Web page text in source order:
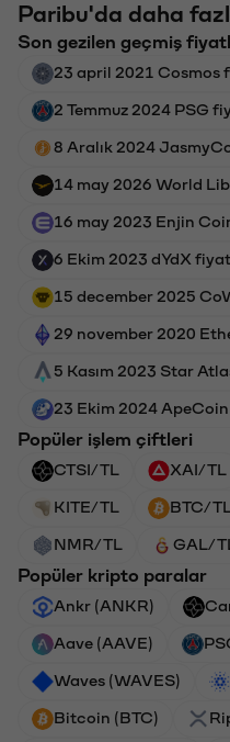
Paribu'da daha
Son gezilen geçmiş
23 april 2021 Cosmos
2 Temmuz 2024 PSG
8 Aralık 2024
14 may 2026 World
16 may 2023 Enjin
6 Ekim 2023 dYdX
15 december 2025
29 november 2020
5 Kasım 2023 Star
23 Ekim 2024
Popüler işlem çiftleri
CTSI/TL XAI/TL
KITE/TL BTC/TL
NMR/TL GAL/TL
Popüler kripto paralar
Ankr (ANKR)
Aave (AAVE)
Waves (WAVES)
Bitcoin (BTC)